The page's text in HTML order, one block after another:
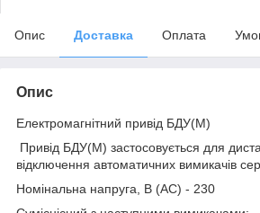
Опис Доставка Оплата
Опис
Електромагнітний привід БДУ(М)
Привід БДУ(М) застосовується для
відключення автоматичних вимикачів
Номінальна напруга, В (АС) - 230